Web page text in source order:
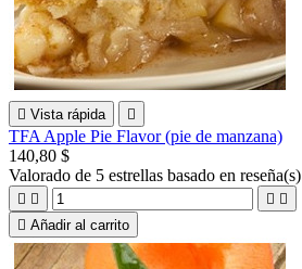
 Vista rápida 
TFA Apple Pie Flavor (pie de manzana)
140,80 $
Valorado de 5 estrellas basado en reseña(s)
   
 Añadir al carrito